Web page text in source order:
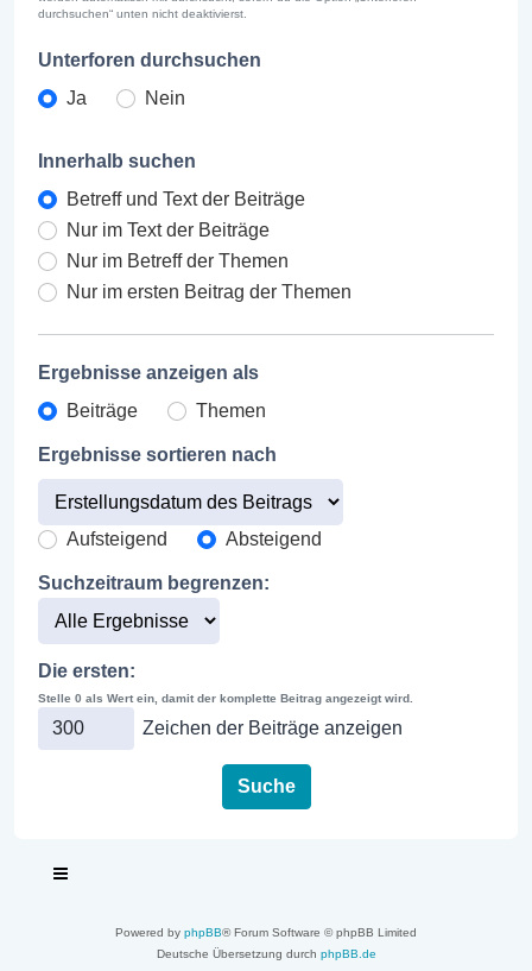
durchsuchen“ unten nicht deaktivierst.
Unterforen durchsuchen
Ja
Nein
Innerhalb suchen
Betreff und Text der Beiträge
Nur im Text der Beiträge
Nur im Betreff der Themen
Nur im ersten Beitrag der Themen
Ergebnisse anzeigen als
Beiträge
Themen
Ergebnisse sortieren nach
Aufsteigend Absteigend
Suchzeitraum begrenzen:
Die ersten:
Stelle 0 als Wert ein, damit der komplette Beitrag angezeigt wird.
Zeichen der Beiträge anzeigen
Powered by phpBB® Forum Software © phpBB Limited
Deutsche Übersetzung durch phpBB.de